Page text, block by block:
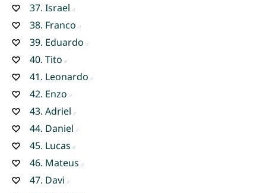
37. Israel
38. Franco
39. Eduardo
40. Tito
41. Leonardo
42. Enzo
43. Adriel
44. Daniel
45. Lucas
46. Mateus
47. Davi